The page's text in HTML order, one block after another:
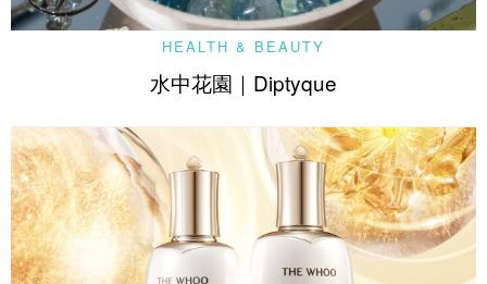
HEALTH & BEAUTY
水中花園｜Diptyque